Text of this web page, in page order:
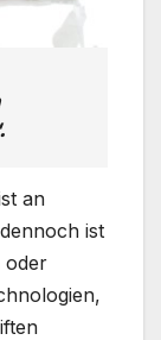
an
ist
oder